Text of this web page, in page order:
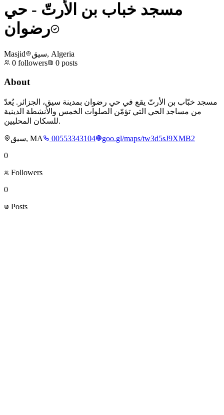
مسجد خباب بن الأرتّ - حي
رضوان
Masjid
سيق, Algeria
0 followers 0 posts
About
مسجد خبّاب بن الأرتّ يقع في حي رضوان بمدينة سيق، الجزائر. يُعدّ
من مساجد الحي التي تؤمّن الصلوات الخمس والأنشطة الدينية
للسكان المحليين.
سيق, MA 00553343104
goo.gl/maps/tw3d5sJ9XMB2
0
Followers
0
Posts